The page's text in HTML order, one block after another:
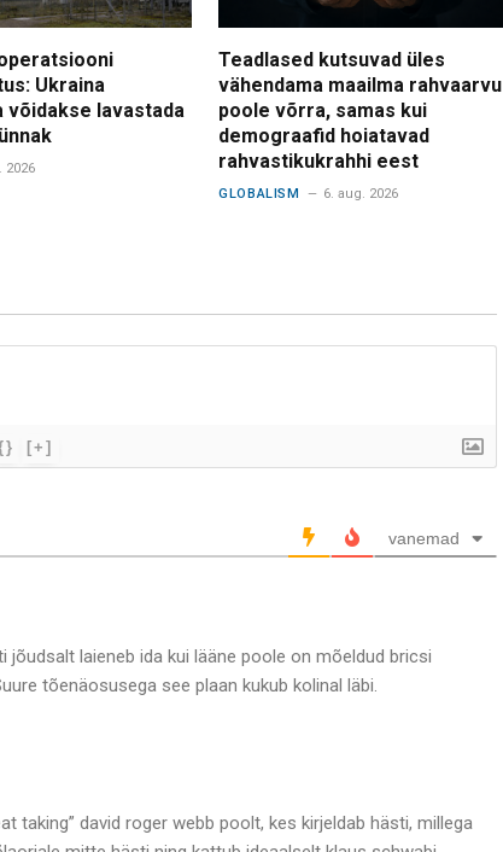
Ukraina
võidakse lavastada
2026
Teadlased kutsuvad üles
vähendama maailma rahvaarvu
poole võrra, samas kui
demograafid hoiatavad
rahvastikukrahhi eest
GLOBALISM 6. aug. 2026
[+]
vanemad
jõudsalt laieneb ida kui lääne poole on mõeldud bricsi
tõenäosusega see plaan kukub kolinal läbi.
taking” david roger webb poolt, kes kirjeldab hästi, millega